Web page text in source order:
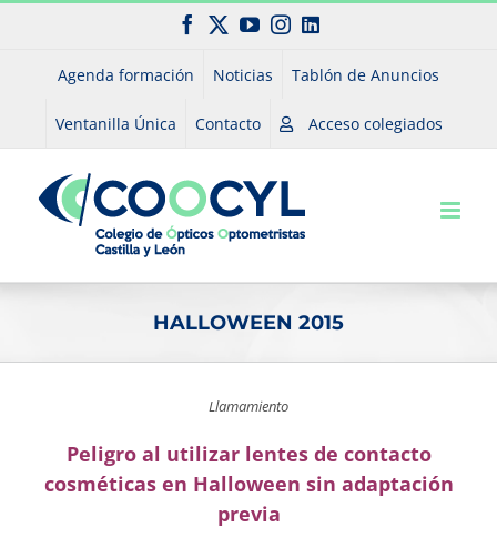
Saltar
Facebook
X YouTubeInstagram
LinkedIn
Agenda formación Noticias Tablón de Anuncios
Ventanilla Única Contacto Acceso colegiados
HALLOWEEN 2015
Llamamiento
Peligro al utilizar lentes de contacto
cosméticas en Halloween sin adaptación
previa